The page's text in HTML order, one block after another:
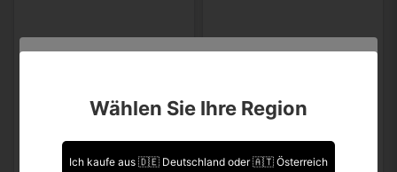
Leider können Sie Ihre Daten nicht selbst ändern.
Wählen Sie Ihre Region
Ich kaufe aus 🇩🇪 Deutschland oder 🇦🇹 Österreich